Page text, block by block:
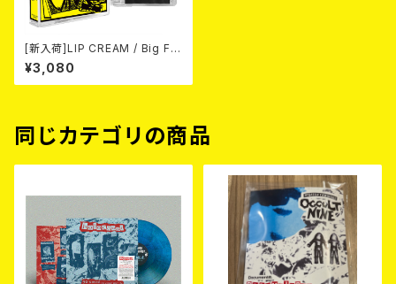
[新入荷]LIP CREAM / Big Fo
ot Cassette (CASETTE)
¥3,080
同じカテゴリの商品